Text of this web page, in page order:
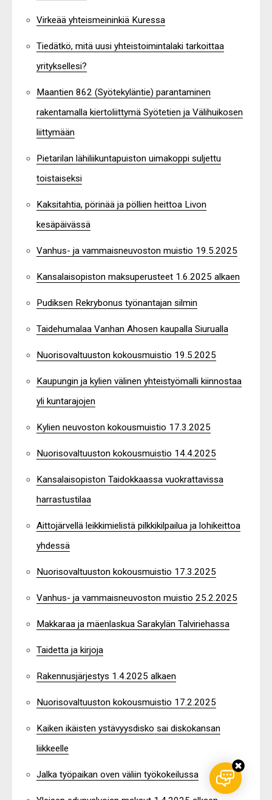
Virkeää yhteismeininkiä Kuressa
Tiedätkö, mitä uusi yhteistoimintalaki tarkoittaa
yrityksellesi?
Maantien 862 (Syötekyläntie) parantaminen
rakentamalla kiertoliittymä Syötetien ja Välihuikosen
liittymään
Pietarilan lähiliikuntapuiston uimakoppi suljettu
toistaiseksi
Kaksitahtia, pörinää ja pöllien heittoa Livon
kesäpäivässä
Vanhus- ja vammaisneuvoston muistio 19.5.2025
Kansalaisopiston maksuperusteet 1.6.2025 alkaen
Pudiksen Rekrybonus työnantajan silmin
Taidehumalaa Vanhan Ahosen kaupalla Siurualla
Nuorisovaltuuston kokousmuistio 19.5.2025
Kaupungin ja kylien välinen yhteistyömalli kiinnostaa
yli kuntarajojen
Kylien neuvoston kokousmuistio 17.3.2025
Nuorisovaltuuston kokousmuistio 14.4.2025
Kansalaisopiston Taidokkaassa vuokrattavissa
harrastustilaa
Aittojärvellä leikkimielistä pilkkikilpailua ja lohikeittoa
yhdessä
Nuorisovaltuuston kokousmuistio 17.3.2025
Vanhus- ja vammaisneuvoston muistio 25.2.2025
Makkaraa ja mäenlaskua Sarakylän Talviriehassa
Taidetta ja kirjoja
Rakennusjärjestys 1.4.2025 alkaen
Nuorisovaltuuston kokousmuistio 17.2.2025
Kaiken ikäisten ystävyysdisko sai diskokansan
liikkeelle
Jalka työpaikan oven väliin työkokeilussa